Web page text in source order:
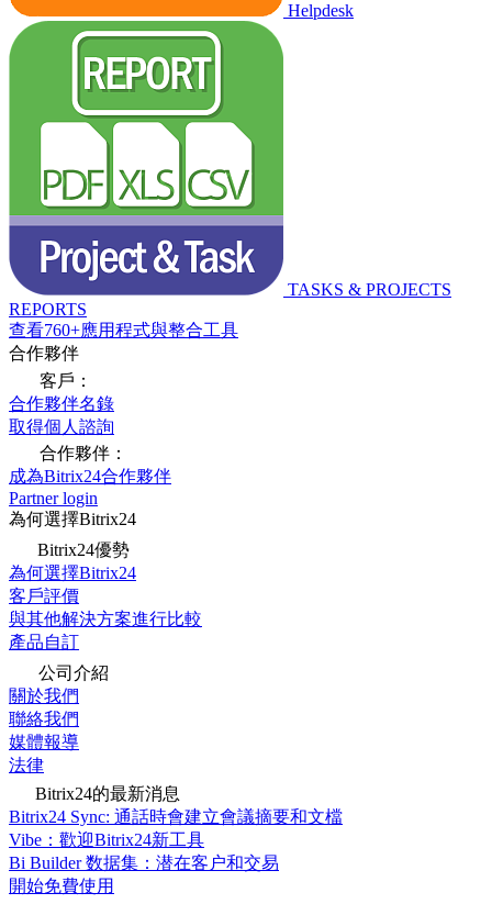
Helpdesk
TASKS & PROJECTS
REPORTS
查看760+應用程式與整合工具
合作夥伴
客戶：
合作夥伴名錄
取得個人諮詢
合作夥伴：
成為Bitrix24合作夥伴
Partner login
為何選擇Bitrix24
Bitrix24優勢
為何選擇Bitrix24
客戶評價
與其他解決方案進行比較
產品自訂
公司介紹
關於我們
聯絡我們
媒體報導
法律
Bitrix24的最新消息
Bitrix24 Sync: 通話時會建立會議摘要和文檔
Vibe：歡迎Bitrix24新工具
Bi Builder 数据集：潜在客户和交易
開始免費使用